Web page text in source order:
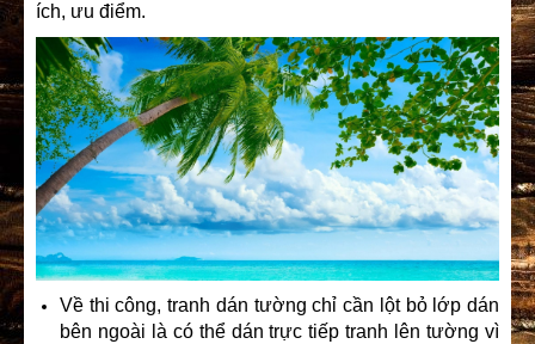
ích, ưu điểm.
Về thi công, tranh dán tường chỉ cần lột bỏ lớp dán
bên ngoài là có thể dán trực tiếp tranh lên tường vì